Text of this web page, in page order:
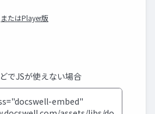
またはPlayer版
でJSが使えない場合